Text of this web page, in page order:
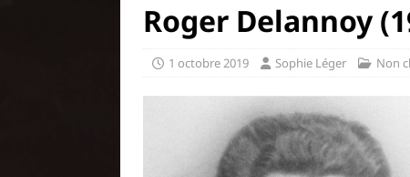
Roger Delannoy
1 octobre 2019 Sophie Léger Non